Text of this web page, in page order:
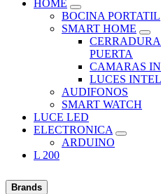
HOME
BOCINA PORTATIL
SMART HOME
PUERTA
CAMARAS
LUCES
AUDIFONOS
SMART WATCH
LUCE LED
ELECTRONICA
ARDUINO
L 200
Brands